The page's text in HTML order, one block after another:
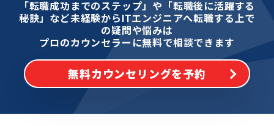
「転職成功までのステップ」や「転職後に活躍する
秘訣」など未経験からITエンジニアへ転職する上で
の疑問や悩みは
プロのカウンセラーに無料で相談できます
無料カウンセリングを予約